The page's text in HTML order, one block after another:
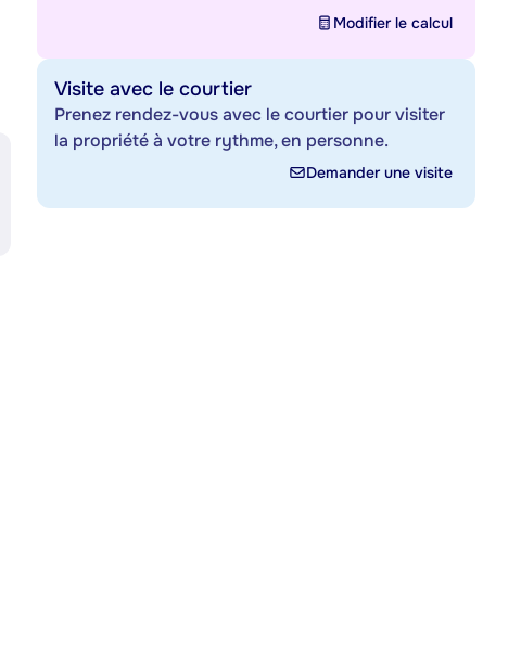
Modifier le calcul
Visite avec le courtier
Prenez rendez-vous avec le courtier pour visiter
la propriété à votre rythme, en personne.
Demander une visite